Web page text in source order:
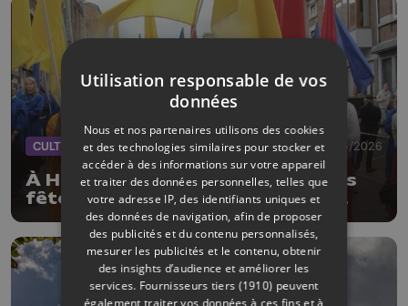
CULTURE 19/05/2026
À Huy, le 15 août et le cortège des
fêtes septennales se préparent
déjà, les organisateurs lancent un
vibrant appel à l’aide
Utilisation responsable de vos
données
Nous et nos partenaires utilisons des cookies
et des technologies similaires pour stocker et
accéder à des informations sur votre appareil
et traiter des données personnelles, telles que
votre adresse IP, des identifiants uniques et
des données de navigation, afin de proposer
des publicités et du contenu personnalisés,
mesurer les publicités et le contenu, obtenir
des insights d’audience et améliorer les
services. Fournisseurs tiers (1910) peuvent
également traiter vos données à ces fins et à